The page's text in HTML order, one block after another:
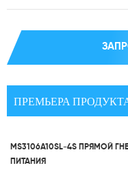
ПРЕМЬЕРА
MS3106A10SL-4S ПРЯМОЙ
ПИТАНИЯ